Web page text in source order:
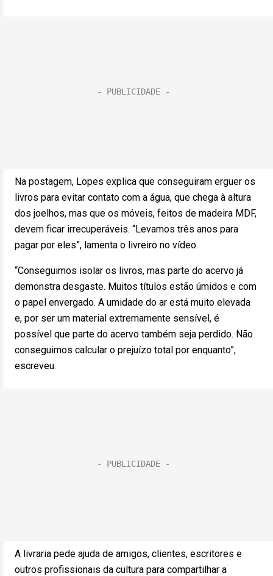
Na postagem, Lopes explica que conseguiram erguer os
livros para evitar contato com a água, que chega à altura
dos joelhos, mas que os móveis, feitos de madeira MDF,
devem ficar irrecuperáveis. “Levamos três anos para
pagar por eles”, lamenta o livreiro no vídeo.
“Conseguimos isolar os livros, mas parte do acervo já
demonstra desgaste. Muitos títulos estão úmidos e com
o papel envergado. A umidade do ar está muito elevada
e, por ser um material extremamente sensível, é
possível que parte do acervo também seja perdido. Não
conseguimos calcular o prejuízo total por enquanto”,
escreveu.
A livraria pede ajuda de amigos, clientes, escritores e
outros profissionais da cultura para compartilhar a